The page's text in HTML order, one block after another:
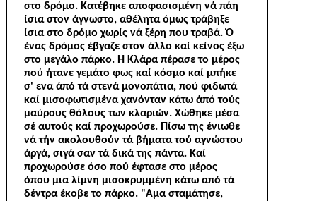
στο δρόμο. Κατέβηκε αποφασισμένη νά πάη
ίσια στον άγνωστο, αθέλητα όμως τράβηξε
ίσια στο δρόμο χωρίς νά ξέρη που τραβά. Ό
ένας δρόμος έβγαζε στον άλλο καί κείνος έξω
στο μεγάλο πάρκο. Ή Κλάρα πέρασε το μέρος
πού ήτανε γε­μάτο φως καί κόσμο καί μπήκε
σ' ενα άπό τά στενά μονοπάτια, πού φιδωτά
καί μισοφωτισμένα χανόνταν κάτω άπό τούς
μαύρους θόλους των κλαριών. Χώθηκε μέσα
σέ αυτούς καί προχωρούσε. Πίσω της ένιωθε
νά τήν ακολουθούν τά βήματα τού αγνώστου
άργά, σιγά σαν τά δικά της πάντα. Καί
προχωρούσε όσο πού έφτασε στο μέρος
όπου μια λίμνη μισοκρυμμένη κάτω από τά
δέντρα έκοβε το πάρκο. "Αμα σταμάτησε,